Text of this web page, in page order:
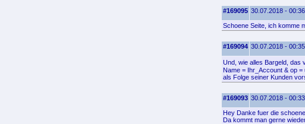
#169095 30.07.2018 -
Schoene Seite, ich komme
#169094 30.07.2018 -
Und, wie alles Bargeld, das
Name = Ihr_Account & op
als Folge seiner Kunden
#169093 30.07.2018 -
Hey Danke fuer die
Da kommt man gerne